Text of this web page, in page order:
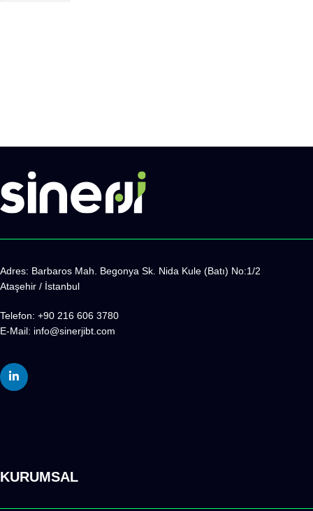
Adres: Barbaros Mah. Begonya Sk. Nida Kule (Batı) No:1/2
Ataşehir / İstanbul
Telefon: +90 216 606 3780
E-Mail: info@sinerjibt.com
KURUMSAL